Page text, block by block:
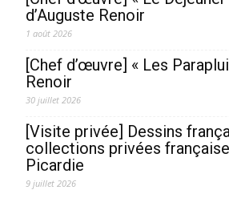
d’Auguste Renoir
1 août 2026
[Chef d’œuvre] « Les
Renoir
30 juillet 2026
[Visite privée] Dessins
collections privées
Picardie
9 juillet 2026